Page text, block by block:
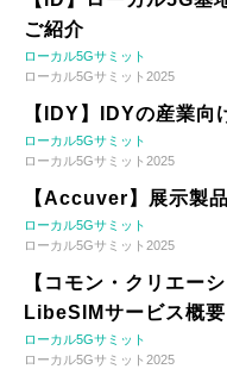
ご紹介
ローカル5Gサミット
ローカル5Gサミット2025
【IDY】IDYの産業向
ローカル5Gサミット
ローカル5Gサミット2025
【Accuver】展示製
ローカル5Gサミット
ローカル5Gサミット2025
【コモン・クリエー
LibeSIMサービス概要
ローカル5Gサミット
ローカル5Gサミット2025